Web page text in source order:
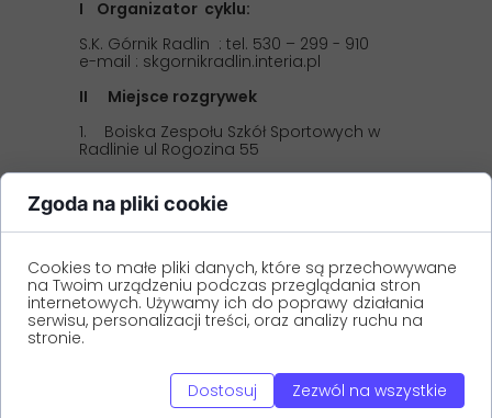
I Organizator cyklu:
S.K. Górnik Radlin : tel. 530 – 299 - 910
e-mail : skgornikradlin.interia.pl
II Miejsce rozgrywek
1. Boiska Zespołu Szkół Sportowych w
Radlinie ul Rogozina 55
Wodzisław Śl.
III Dane kontaktowe
S.K. Górnik Radlin – e-mail :
skgornikradlin.interia.pl
http://www.skgornik.radlin.pl/
MOSiR Wodzisław Śl. – 32 4551519
IV Obowiązki organizatora
Zgoda na pliki cookie
Cookies to małe pliki danych, które są przechowywane
na Twoim urządzeniu podczas przeglądania stron
internetowych. Używamy ich do poprawy działania
serwisu, personalizacji treści, oraz analizy ruchu na
stronie.
Dostosuj Zezwól na wszystkie